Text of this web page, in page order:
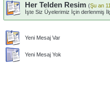
Her Telden Resim (Şu an
İşte Siz Üyelerimiz İçin derlenmiş
Yeni Mesaj Var
Yeni Mesaj Yok